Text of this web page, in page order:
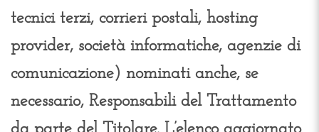
tecnici terzi, corrieri postali, hosting
provider, società informatiche, agenzie di
comunicazione) nominati anche, se
necessario, Responsabili del Trattamento